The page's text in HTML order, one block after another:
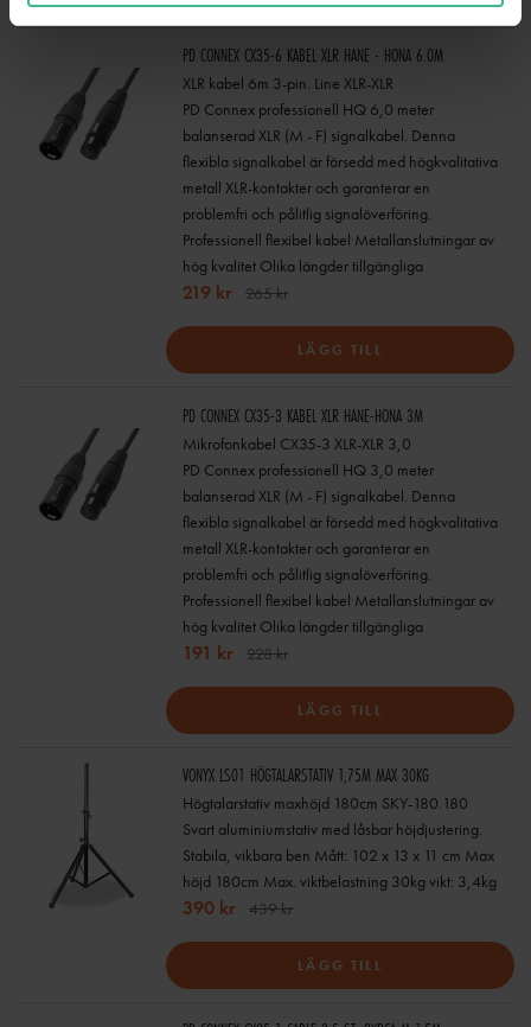
PD CONNEX CX35-6 KABEL XLR HANE - HONA 6.0M
XLR kabel 6m 3-pin. Line XLR-XLR
PD Connex professionell HQ 6,0 meter
balanserad XLR (M - F) signalkabel. Denna
flexibla signalkabel är försedd med högkvalitativa
metall XLR-kontakter och garanterar en
problemfri och pålitlig signalöverföring.
Professionell flexibel kabel Metallanslutningar av
hög kvalitet Olika längder tillgängliga
219 kr 265 kr
LÄGG TILL
PD CONNEX CX35-3 KABEL XLR HANE-HONA 3M
Mikrofonkabel CX35-3 XLR-XLR 3,0
PD Connex professionell HQ 3,0 meter
balanserad XLR (M - F) signalkabel. Denna
flexibla signalkabel är försedd med högkvalitativa
metall XLR-kontakter och garanterar en
problemfri och pålitlig signalöverföring.
Professionell flexibel kabel Metallanslutningar av
hög kvalitet Olika längder tillgängliga
191 kr 228 kr
LÄGG TILL
VONYX LS01 HÖGTALARSTATIV 1,75M MAX 30KG
Högtalarstativ maxhöjd 180cm SKY-180.180
Svart aluminiumstativ med låsbar höjdjustering.
Stabila, vikbara ben Mått: 102 x 13 x 11 cm Max
höjd 180cm Max. viktbelastning 30kg vikt: 3,4kg
390 kr 439 kr
LÄGG TILL